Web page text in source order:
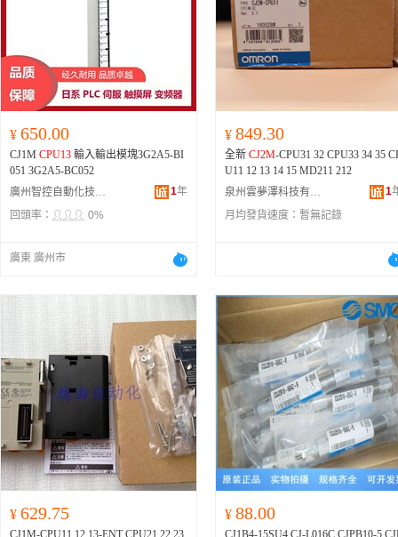
AZ-B、CJ2-10H-A-60、MDBB50-300
Z、CD85N16-100-B、CJ206-U1R003-
5、CJ2-10HB-XC8-80、CJ210-
10、CDJ2RA10-60Z-B、MGPL16-10
Z、CDQ2B125-10DCMZ、CJ2-10H-
CJ2-10H-Z-100、CJ2-10H-Z-200Z、C
DU10-15D、CJ2-10HB-XC8-15、
6-U1Q003-3、CJ1B10-50S、CJ2-
-XC8-10、CDJ2B16-15Z-B、
-01-93777、CDRB1BW50-180S、
L10-30、CDQSWB20-40D、CJ2-
-10D、CDU25-40D、CJ2-10HB-XC8-
Z、CJ2-10HW-80、CJ1B4-15U4、CD
RB2BW20-90SZ、CUJB10-10D、
MB25-50、CJ1B15-01-32201、CJ2-10
HS-60、CJ206U1S00425.4、MKB12-
0RZ、CJ1B4-20U4、CDUJB10-15D
M、CJ2-10HB-XC8-30、CJ206-
4-15、CJ2-10H-A-75-R、CDJ2RA10-
5Z-B、CJ2-10H-Z-10Z、CD85N20-
-B、CJ1B2-8-DCI4067I、CJ2-10H-A-
5、MGPA25-30Z、CJ1W-PA202、
-10HB-XC8-45、CJ1B4DCG2005G1
0、CDQ2A50-40DZ、CJ1B4S-T0967-
6、CJ2-10HW-50A、CDQMB20-20、
D85N16-125-A、CDQMA32-20
¥ 650.00
CJ1M CPU13 輸入輸出模塊3G2A5-BI
051 3G2A5-BC052
廣州智控自動化技術有限公司
1年
回頭率：
0%
廣東 廣州市
¥ 849.30
全新 CJ2M-CPU31 32 CPU33 34 35
U11 12 13 14 15 MD211 212
泉州雲夢澤科技有限公司
1
月均發貨速度： 暫無記錄
¥ 629.75
CJ1M-CPU11 12 13-ENT CPU21 22 23
¥ 88.00
CJ1B4-15SU4 CJ-L016C CJPB10-5